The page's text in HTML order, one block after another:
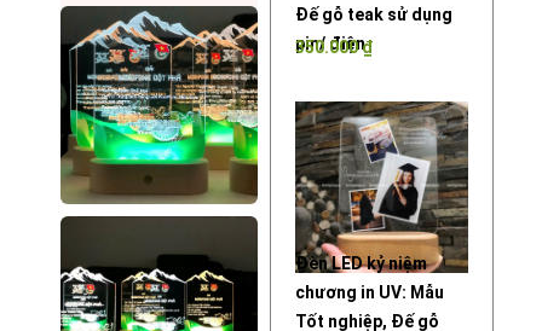
Đế gỗ teak sử dụng
pin/ điện
350.000₫
Đèn LED kỷ niệm
chương in UV: Mẫu
Tốt nghiệp, Đế gỗ